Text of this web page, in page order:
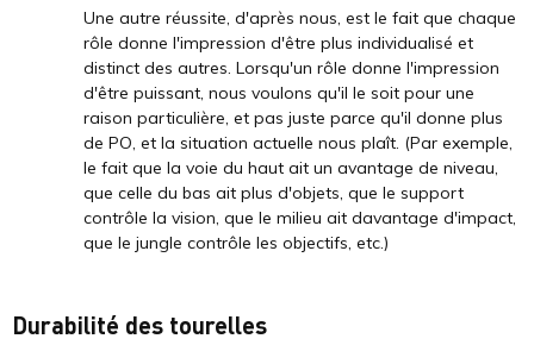
Une autre réussite, d'après nous, est le fait que chaque
rôle donne l'impression d'être plus individualisé et
distinct des autres. Lorsqu'un rôle donne l'impression
d'être puissant, nous voulons qu'il le soit pour une
raison particulière, et pas juste parce qu'il donne plus
de PO, et la situation actuelle nous plaît. (Par exemple,
le fait que la voie du haut ait un avantage de niveau,
que celle du bas ait plus d'objets, que le support
contrôle la vision, que le milieu ait davantage d'impact,
que le jungle contrôle les objectifs, etc.)
Durabilité des tourelles